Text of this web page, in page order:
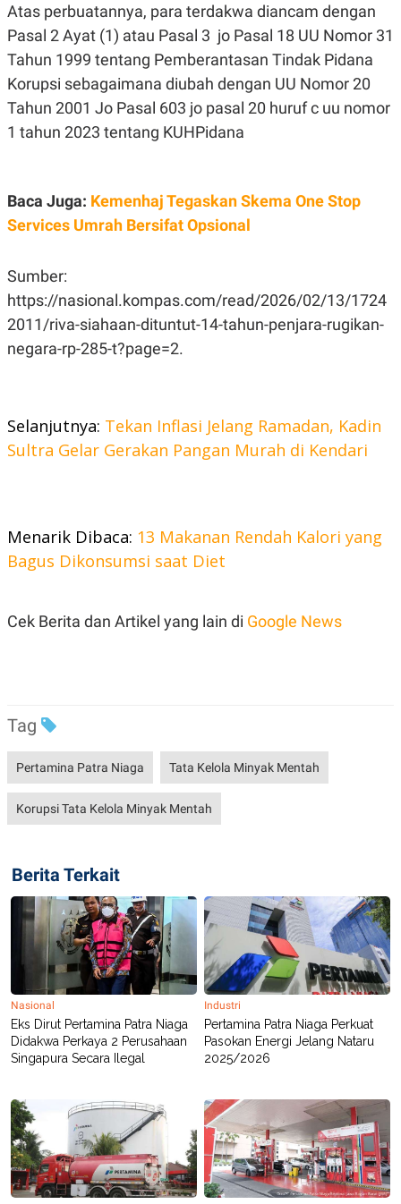
Atas perbuatannya, para terdakwa diancam dengan
Pasal 2 Ayat (1) atau Pasal 3 jo Pasal 18 UU Nomor 31
Tahun 1999 tentang Pemberantasan Tindak Pidana
Korupsi sebagaimana diubah dengan UU Nomor 20
Tahun 2001 Jo Pasal 603 jo pasal 20 huruf c uu nomor
1 tahun 2023 tentang KUHPidana
Baca Juga: Kemenhaj Tegaskan Skema One Stop
Services Umrah Bersifat Opsional
Sumber:
https://nasional.kompas.com/read/2026/02/13/1724
2011/riva-siahaan-dituntut-14-tahun-penjara-rugikan-
negara-rp-285-t?page=2.
Selanjutnya: Tekan Inflasi Jelang Ramadan, Kadin
Sultra Gelar Gerakan Pangan Murah di Kendari
Menarik Dibaca: 13 Makanan Rendah Kalori yang
Bagus Dikonsumsi saat Diet
Cek Berita dan Artikel yang lain di Google News
Tag
Pertamina Patra Niaga Tata Kelola Minyak Mentah
Korupsi Tata Kelola Minyak Mentah
Berita Terkait
Nasional
Eks Dirut Pertamina Patra Niaga
Didakwa Perkaya 2 Perusahaan
Singapura Secara Ilegal
Industri
Pertamina Patra Niaga Perkuat
Pasokan Energi Jelang Nataru
2025/2026